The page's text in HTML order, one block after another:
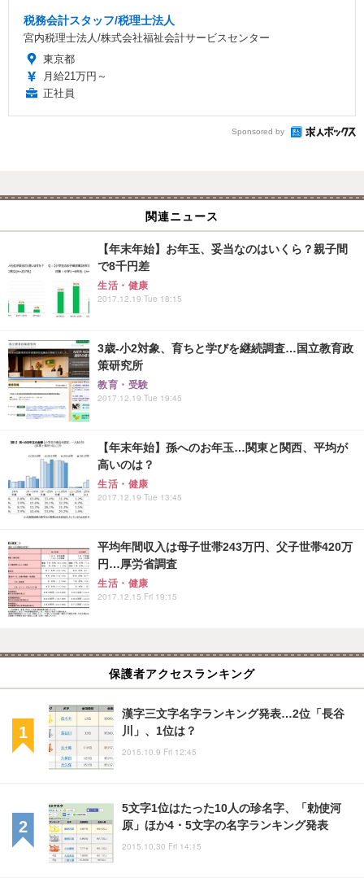
税務会計スタッフ/税理士法人
宮内税理士法人/株式会社福祉会計サービスセンター
東京都
月給21万円～
正社員
Sponsored by
関連ニュース
【年末年始】お年玉、妥当なのはいくら？親子間
で8千円差
生活・健康
2017.12.19 Tue 18:15
3歳-小2対象、育ちと学びを継続調査…国立教育政
策研究所
教育・受験
2017.12.19 Tue 19:45
【年末年始】孫へのお年玉…関東と関西、平均が
高いのは？
生活・健康
2017.12.19 Tue 13:45
平均年間収入は母子世帯243万円、父子世帯420万
円…厚労省調査
生活・健康
2017.12.15 Fri 19:15
保護者アクセスランキング
漢字三文字名字ランキング発表…2位「長谷
川」、1位は？
2015.10.9 Fri 12:45
5文字1位はたった10人の珍名字、「勅使河
原」ほか4・5文字の名字ランキング発表
2015.10.30 Fri 14:15